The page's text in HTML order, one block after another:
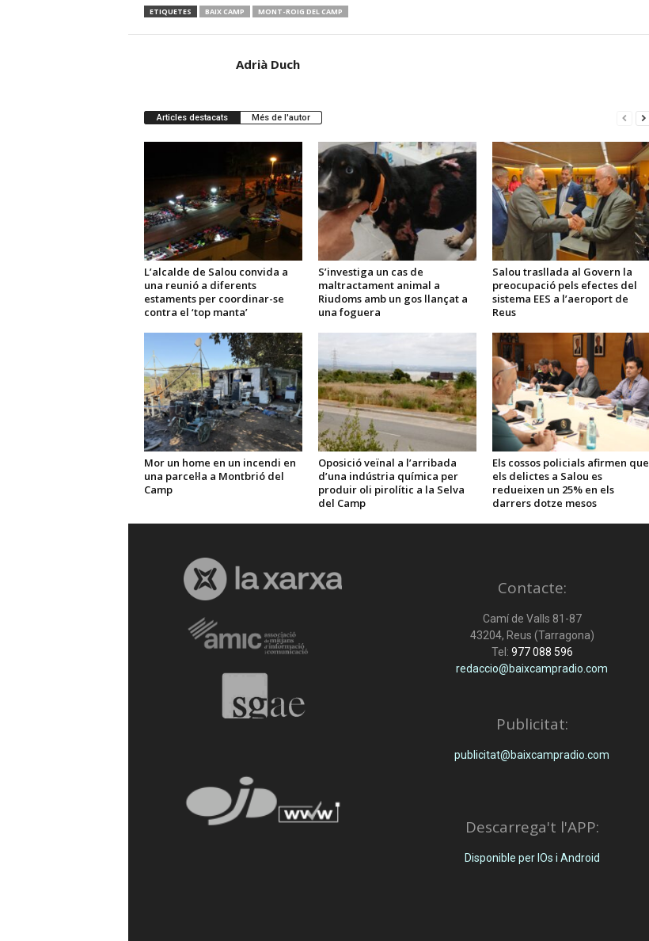
ETIQUETES BAIX CAMP MONT-ROIG DEL CAMP
Adrià Duch
Articles destacats Més de l'autor
L’alcalde de Salou convida a
una reunió a diferents
estaments per coordinar-se
contra el ‘top manta’
S’investiga un cas de
maltractament animal a
Riudoms amb un gos llançat a
una foguera
Salou trasllada al Govern la
preocupació pels efectes del
sistema EES a l’aeroport de
Reus
Mor un home en un incendi en
una parcel·la a Montbrió del
Camp
Oposició veïnal a l’arribada
d’una indústria química per
produir oli pirolític a la Selva
del Camp
Els cossos policials afirmen que
els delictes a Salou es
redueixen un 25% en els
darrers dotze mesos
Contacte:
Camí de Valls 81-87
43204, Reus (Tarragona)
Tel: 977 088 596
redaccio@baixcampradio.com
Publicitat:
publicitat@baixcampradio.com
Descarrega't l'APP:
Disponible per IOs i Android